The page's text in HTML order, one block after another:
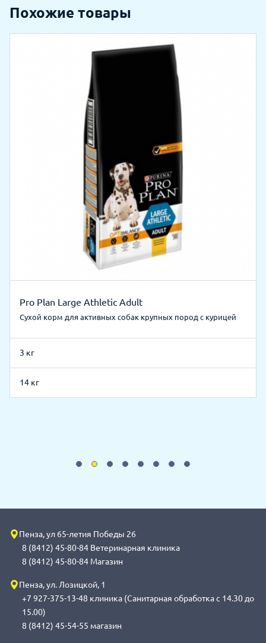
Похожие товары
Pro Plan Large Athletic Adult
Cухой корм для активных собак крупных пород с курицей
3 кг
14 кг
Пенза, ул 65-летия Победы 26
8 (8412) 45-80-84 Ветеринарная клиника
8 (8412) 45-80-84 Магазин
Пенза, ул. Лозицкой, 1
+7 927-375-13-48 клиника (Санитарная обработка с 14.30 до
15.00)
8 (8412) 45-54-55 магазин